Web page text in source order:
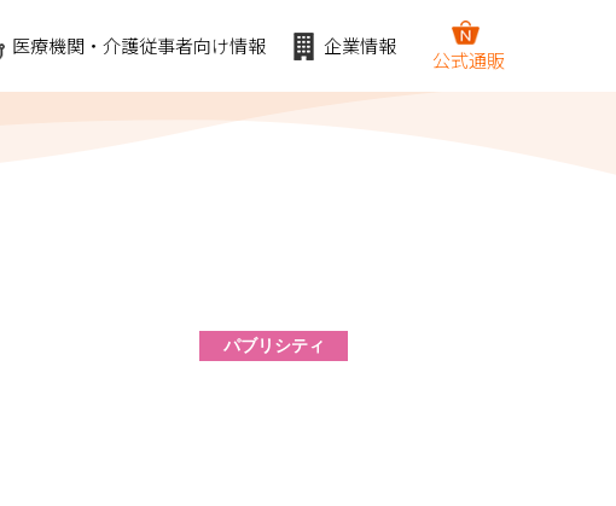
医療機関・介護従事者向け情報 企業情報
公式通販
パブリシティ